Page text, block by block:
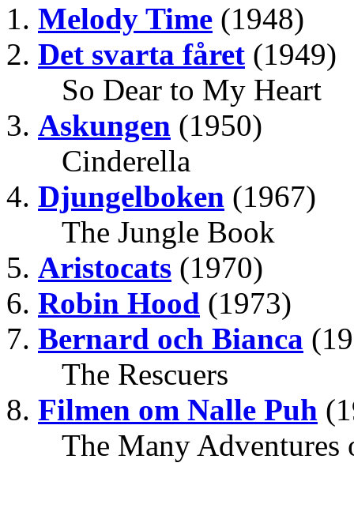
Melody Time (1948)
Det svarta fåret (1949)
So Dear to My Heart
Askungen (1950)
Cinderella
Djungelboken (1967)
The Jungle Book
Aristocats (1970)
Robin Hood (1973)
Bernard och Bianca
The Rescuers
Filmen om Nalle Puh
The Many Adventures